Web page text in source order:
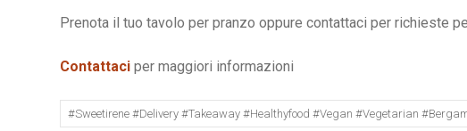
Prenota il tuo tavolo per pranzo oppure contattaci per richieste
Contattaci per maggiori informazioni
#sweetirene #delivery #takeaway #healthyfood #vegan #vegetarian